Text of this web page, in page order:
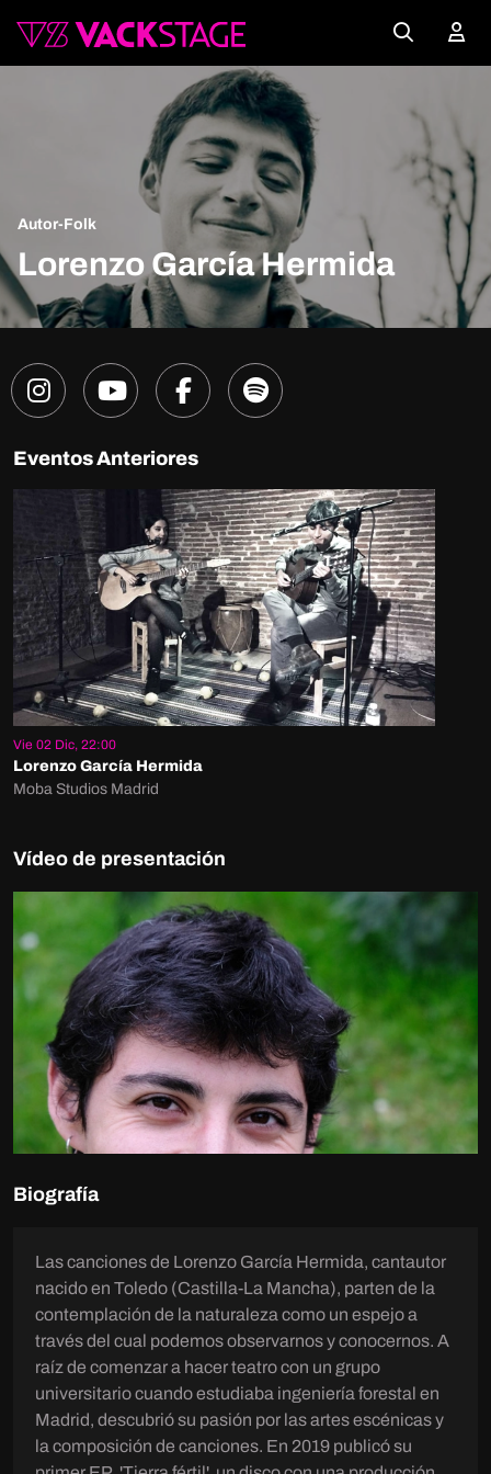
Autor-Folk
Lorenzo García Hermida
Eventos Anteriores
Vie 02 Dic, 22:00
Lorenzo García Hermida
Moba Studios Madrid
Vídeo de presentación
Biografía
Las canciones de Lorenzo García Hermida, cantautor
nacido en Toledo (Castilla-La Mancha), parten de la
contemplación de la naturaleza como un espejo a
través del cual podemos observarnos y conocernos. A
raíz de comenzar a hacer teatro con un grupo
universitario cuando estudiaba ingeniería forestal en
Madrid, descubrió su pasión por las artes escénicas y
la composición de canciones. En 2019 publicó su